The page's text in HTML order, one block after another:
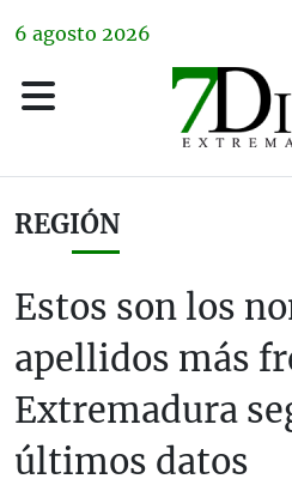
6 agosto 2026
REGIÓN
Estos son los
apellidos más
Extremadura
últimos datos